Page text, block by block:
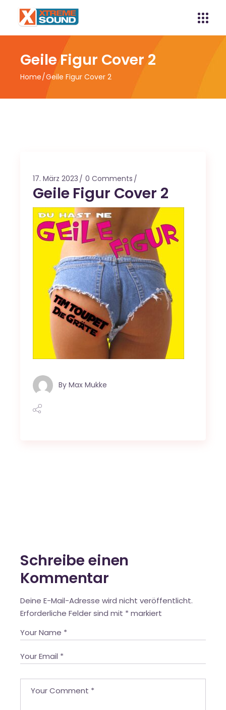
Geile Figur Cover 2
Home Geile Figur Cover 2
17. März 2023 0 Comments
Geile Figur Cover 2
By Max Mukke
Schreibe einen
Kommentar
Deine E-Mail-Adresse wird nicht veröffentlicht.
Erforderliche Felder sind mit * markiert